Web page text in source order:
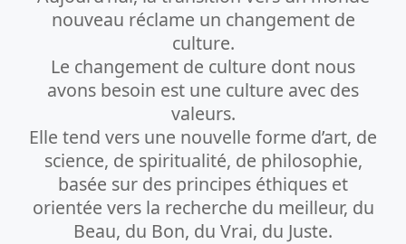
nouveau réclame un changement de
culture.
Le changement de culture dont nous
avons besoin est une culture avec des
valeurs.
Elle tend vers une nouvelle forme d’art, de
science, de spiritualité, de philosophie,
basée sur des principes éthiques et
orientée vers la recherche du meilleur, du
Beau, du Bon, du Vrai, du Juste.